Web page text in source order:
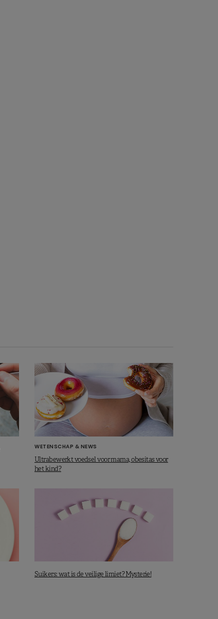
WETENSCHAP & NEWS
Ultrabewerkt voedsel voor mama, obesitas voor
het kind?
Suikers: wat is de veilige limiet? Mysterie!